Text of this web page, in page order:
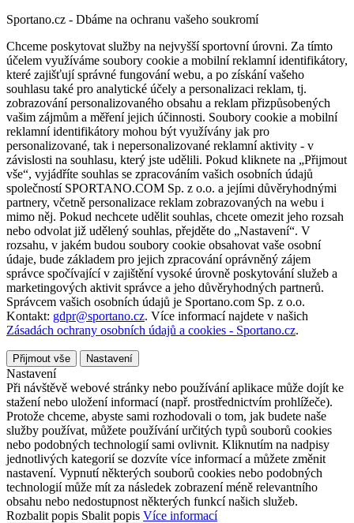
Sportano.cz - Dbáme na ochranu vašeho soukromí
Chceme poskytovat služby na nejvyšší sportovní úrovni. Za tímto
účelem využíváme soubory cookie a mobilní reklamní identifikátory,
které zajišťují správné fungování webu, a po získání vašeho
souhlasu také pro analytické účely a personalizaci reklam, tj.
zobrazování personalizovaného obsahu a reklam přizpůsobených
vašim zájmům a měření jejich účinnosti. Soubory cookie a mobilní
reklamní identifikátory mohou být využívány jak pro
personalizované, tak i nepersonalizované reklamní aktivity - v
závislosti na souhlasu, který jste udělili. Pokud kliknete na „Přijmout
vše“, vyjádříte souhlas se zpracováním vašich osobních údajů
společností SPORTANO.COM Sp. z o.o. a jejími důvěryhodnými
partnery, včetně personalizace reklam zobrazovaných na webu i
mimo něj. Pokud nechcete udělit souhlas, chcete omezit jeho rozsah
nebo odvolat již udělený souhlas, přejděte do „Nastavení“. V
rozsahu, v jakém budou soubory cookie obsahovat vaše osobní
údaje, bude základem pro jejich zpracování oprávněný zájem
správce spočívající v zajištění vysoké úrovně poskytování služeb a
marketingových aktivit správce a jeho důvěryhodných partnerů.
Správcem vašich osobních údajů je Sportano.com Sp. z o.o.
Kontakt: gdpr@sportano.cz. Více informací najdete v našich
Zásadách ochrany osobních údajů a cookies - Sportano.cz.
Přijmout vše Nastavení
Nastavení
Při návštěvě webové stránky nebo používání aplikace může dojít ke
stažení nebo uložení informací (např. prostřednictvím prohlížeče).
Protože chceme, abyste sami rozhodovali o tom, jak budete naše
služby používat, můžete používání určitých typů souborů cookies
nebo podobných technologií sami ovlivnit. Kliknutím na nadpisy
jednotlivých kategorií se dozvíte více informací a můžete změnit
nastavení. Vypnutí některých souborů cookies nebo podobných
technologií může mít za následek zobrazení méně relevantního
obsahu nebo nedostupnost některých funkcí našich služeb.
Rozbalit popis Sbalit popis Více informací